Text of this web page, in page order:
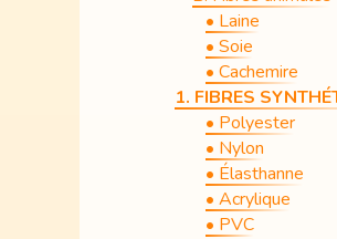
• Laine
• Soie
• Cachemire
1. FIBRES
• Polyester
• Nylon
• Élasthanne
• Acrylique
• PVC